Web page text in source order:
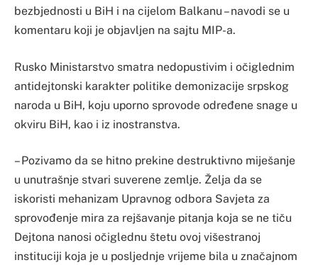
bezbjednosti u BiH i na cijelom Balkanu – navodi se u
komentaru koji je objavljen na sajtu MIP-a.
Rusko Ministarstvo smatra nedopustivim i očiglednim
antidejtonski karakter politike demonizacije srpskog
naroda u BiH, koju uporno sprovode određene snage u
okviru BiH, kao i iz inostranstva.
– Pozivamo da se hitno prekine destruktivno miješanje
u unutrašnje stvari suverene zemlje. Želja da se
iskoristi mehanizam Upravnog odbora Savjeta za
sprovođenje mira za rejšavanje pitanja koja se ne tiču
Dejtona nanosi očiglednu štetu ovoj višestranoj
instituciji koja je u posljednje vrijeme bila u značajnom